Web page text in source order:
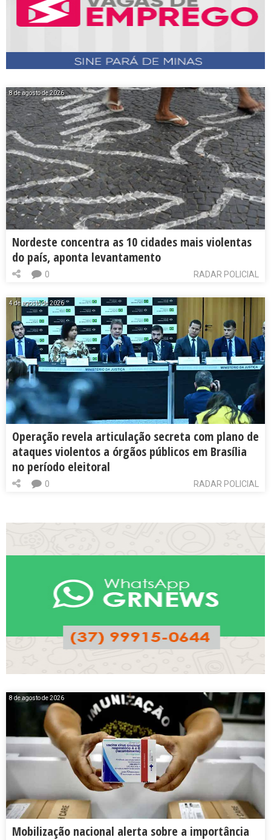
8 de agosto de 2026
Nordeste concentra as 10 cidades mais violentas
do país, aponta levantamento
RADAR POLICIAL
0
4 de agosto de 2026
Operação revela articulação secreta com plano de
ataques violentos a órgãos públicos em Brasília
no período eleitoral
RADAR POLICIAL
0
8 de agosto de 2026
Mobilização nacional alerta sobre a importância